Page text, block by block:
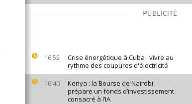
PUBLICITÉ
16:55
Crise énergétique à Cuba : vivre au
rythme des coupures d'électricité
16:40
Kenya : la Bourse de Nairobi
prépare un fonds d’investissement
consacré à l’IA